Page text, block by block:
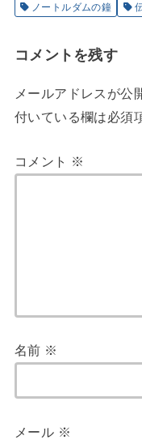
ノートルダムの鐘
コメントを残す
メールアドレスが公
付いている欄は必須
コメント ※
名前 ※
メール ※